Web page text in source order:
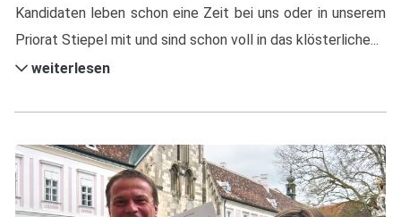
Kandidaten leben schon eine Zeit bei uns oder in unserem
Priorat Stiepel mit und sind schon voll in das klösterliche...
weiterlesen